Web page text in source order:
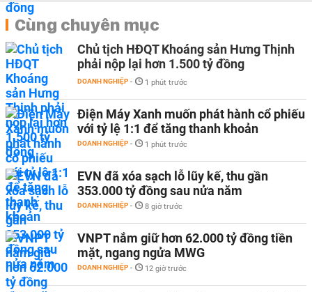
Cùng chuyên mục
Chủ tịch HĐQT Khoáng sản Hưng Thịnh
phải nộp lại hơn 1.500 tỷ đồng
DOANH NGHIỆP - 1 phút trước
Điện Máy Xanh muốn phát hành cổ phiếu
với tỷ lệ 1:1 để tăng thanh khoản
DOANH NGHIỆP - 1 phút trước
EVN đã xóa sạch lỗ lũy kế, thu gần
353.000 tỷ đồng sau nửa năm
DOANH NGHIỆP - 8 giờ trước
VNPT nắm giữ hơn 62.000 tỷ đồng tiền
mặt, ngang ngửa MWG
DOANH NGHIỆP - 12 giờ trước